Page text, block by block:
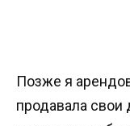
Позже я
продавала свои